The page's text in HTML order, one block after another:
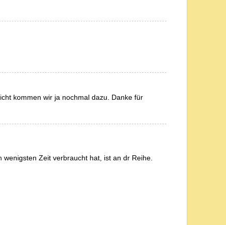
kommen wir ja nochmal dazu. Danke für
Zeit verbraucht hat, ist an dr Reihe.